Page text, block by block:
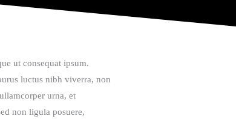
ut consequat ipsum.
luctus nibh viverra, non
urna, et
non ligula posuere,